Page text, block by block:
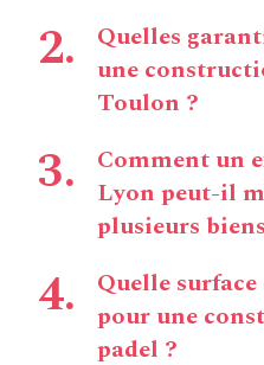
Quelles
une
Toulon ?
Comment un
Lyon peut-il
plusieurs
Quelle
pour une
padel ?